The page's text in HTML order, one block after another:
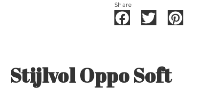
Share
Stijlvol Oppo Soft